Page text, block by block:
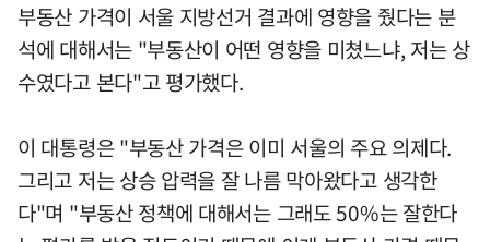
부동산 가격이 서울 지방선거 결과에 영향을 줬다는 분
석에 대해서는 "부동산이 어떤 영향을 미쳤느냐, 저는 상
수였다고 본다"고 평가했다.
이 대통령은 "부동산 가격은 이미 서울의 주요 의제다.
그리고 저는 상승 압력을 잘 나름 막아왔다고 생각한
다"며 "부동산 정책에 대해서는 그래도 50%는 잘한다